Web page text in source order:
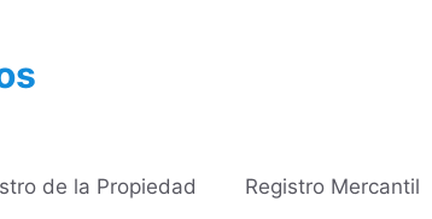
de la Propiedad Registro Mercantil